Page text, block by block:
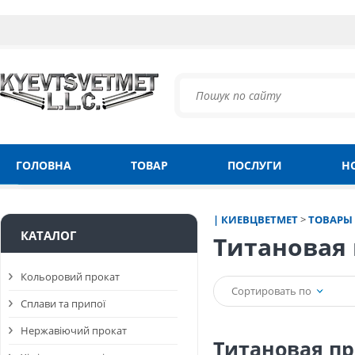
ГОЛОВНА ТОВАР ПОСЛУГИ
| КИЕВЦВЕТМЕТ>ТОВАРЫ
Сортировать по
Титановая
КАТАЛОГ
Кольоровий прокат
Сплави та припої
Нержавіючий прокат